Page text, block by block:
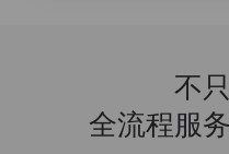
不
全流程服